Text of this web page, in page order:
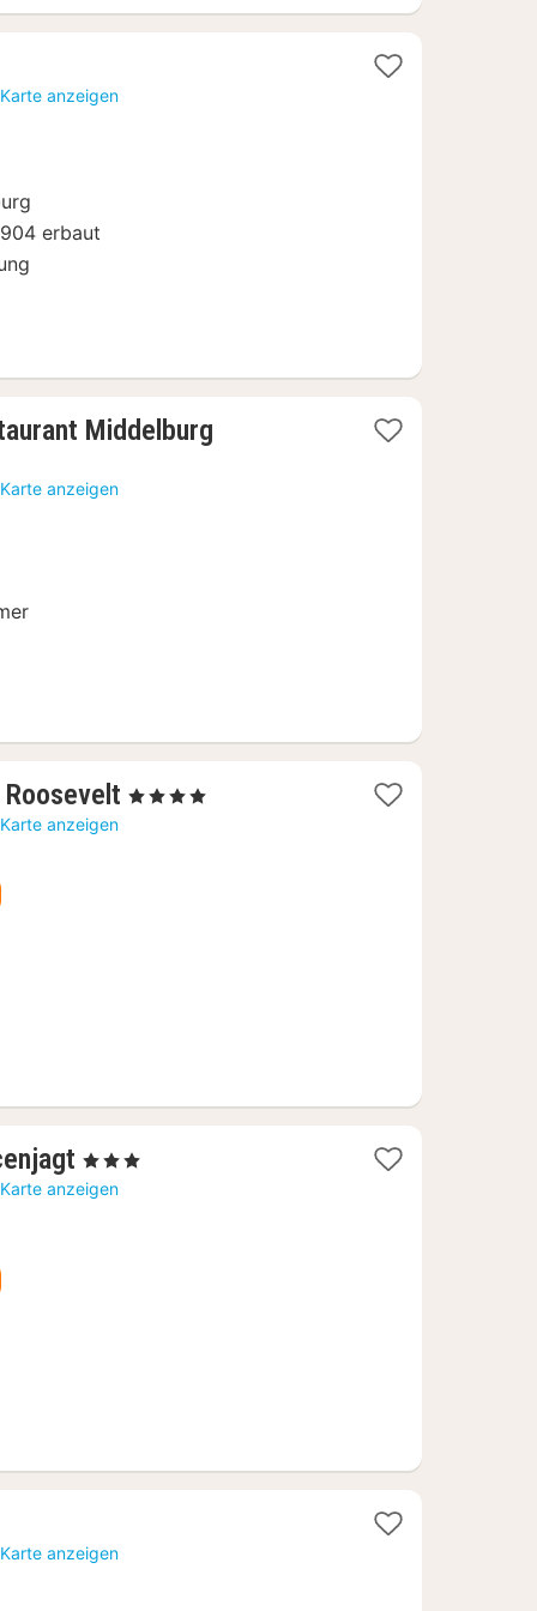
anzeigen
erbaut
Middelburg
anzeigen
1
, 4 Sterne
anzeigen
1
Nacht
, 3 Sterne
anzeigen
anzeigen